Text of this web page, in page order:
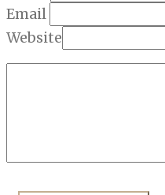
Email
Website